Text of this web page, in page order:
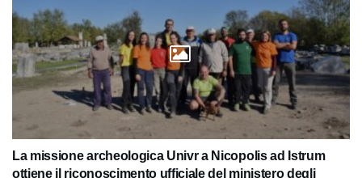
La missione archeologica Univr a Nicopolis ad Istrum
ottiene il riconoscimento ufficiale del ministero degli